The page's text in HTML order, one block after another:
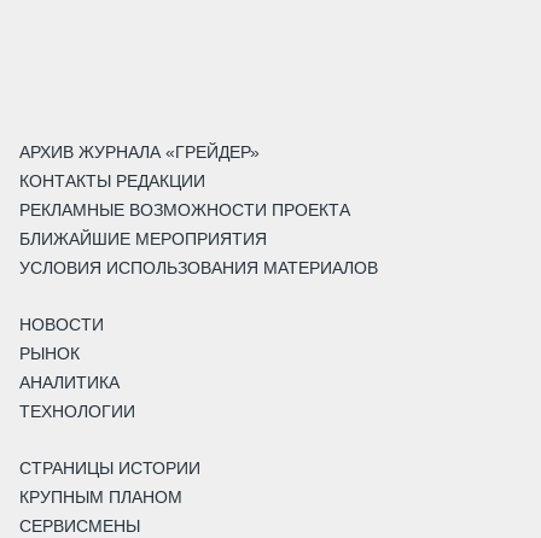
АРХИВ ЖУРНАЛА «ГРЕЙДЕР»
КОНТАКТЫ РЕДАКЦИИ
РЕКЛАМНЫЕ ВОЗМОЖНОСТИ ПРОЕКТА
БЛИЖАЙШИЕ МЕРОПРИЯТИЯ
УСЛОВИЯ ИСПОЛЬЗОВАНИЯ МАТЕРИАЛОВ
НОВОСТИ
РЫНОК
АНАЛИТИКА
ТЕХНОЛОГИИ
СТРАНИЦЫ ИСТОРИИ
КРУПНЫМ ПЛАНОМ
СЕРВИСМЕНЫ